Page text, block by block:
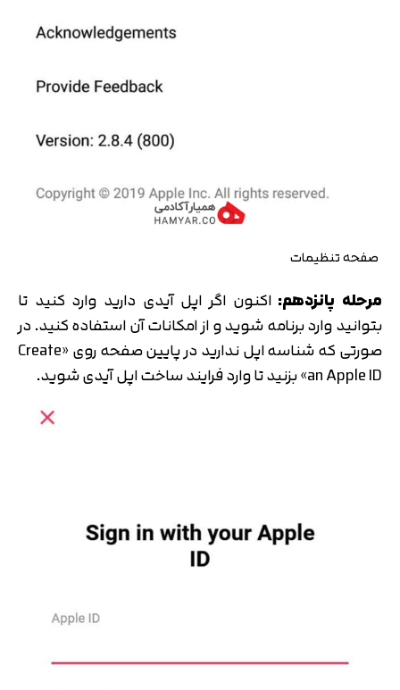
صفحه تنظیمات
مرحله پانزدهم: اکنون اگر اپل آیدی دارید وارد کنید تا
بتوانید وارد برنامه شوید و از امکانات آن استفاده کنید. در
صورتی که شناسه اپل ندارید در پایین صفحه روی «Create
an Apple ID» بزنید تا وارد فرایند ساخت اپل آیدی شوید.